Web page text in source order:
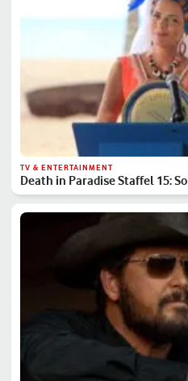
TV & ENTERTAINMENT
Death in Paradise Staffel 15: